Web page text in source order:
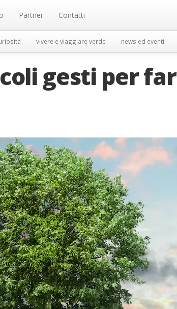
Partner Contatti
vivere e viaggiare verde news ed eventi
gesti per far